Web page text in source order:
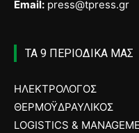
Email: press@tpress.gr
ΤΑ 9 ΠΕΡΙΟΔΙΚΑ ΜΑΣ
ΗΛΕΚΤΡΟΛΟΓΟΣ
ΘΕΡΜΟΫΔΡΑΥΛΙΚΟΣ
LOGISTICS &